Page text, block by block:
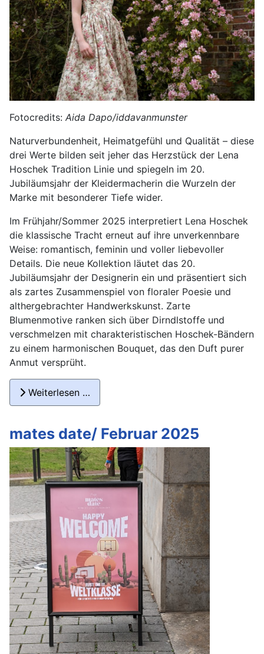
Fotocredits: Aida Dapo/iddavanmunster
Naturverbundenheit, Heimatgefühl und Qualität – diese
drei Werte bilden seit jeher das Herzstück der Lena
Hoschek Tradition Linie und spiegeln im 20.
Jubiläumsjahr der Kleidermacherin die Wurzeln der
Marke mit besonderer Tiefe wider.
Im Frühjahr/Sommer 2025 interpretiert Lena Hoschek
die klassische Tracht erneut auf ihre unverkennbare
Weise: romantisch, feminin und voller liebevoller
Details. Die neue Kollektion läutet das 20.
Jubiläumsjahr der Designerin ein und präsentiert sich
als zartes Zusammenspiel von floraler Poesie und
althergebrachter Handwerkskunst. Zarte
Blumenmotive ranken sich über Dirndlstoffe und
verschmelzen mit charakteristischen Hoschek-Bändern
zu einem harmonischen Bouquet, das den Duft purer
Anmut versprüht.
Weiterlesen …
mates date/ Februar 2025